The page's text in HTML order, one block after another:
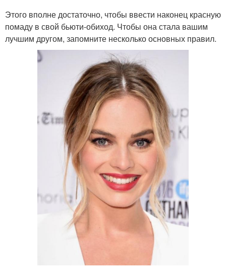
Помады на губах Помада для создания
Губы для красной
Этого вполне достаточно, чтобы ввести наконец красную
помаду в свой бьюти-обиход. Чтобы она стала вашим
лучшим другом, запомните несколько основных правил.